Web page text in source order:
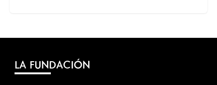
LA FUNDACIÓN